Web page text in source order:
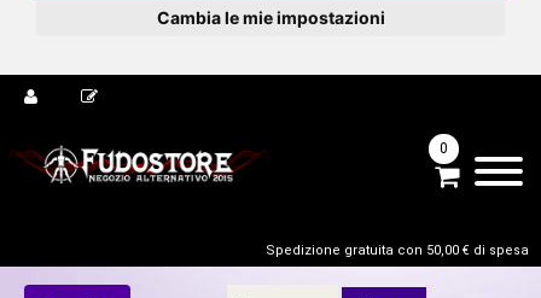
Cambia le mie impostazioni
0
Spedizione gratuita con 50,00 € di spesa